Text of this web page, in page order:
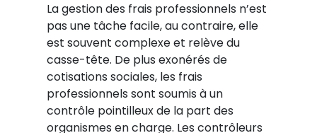
La gestion des frais professionnels n’est
pas une tâche facile, au contraire, elle
est souvent complexe et relève du
casse-tête. De plus exonérés de
cotisations sociales, les frais
professionnels sont soumis à un
contrôle pointilleux de la part des
organismes en charge. Les contrôleurs